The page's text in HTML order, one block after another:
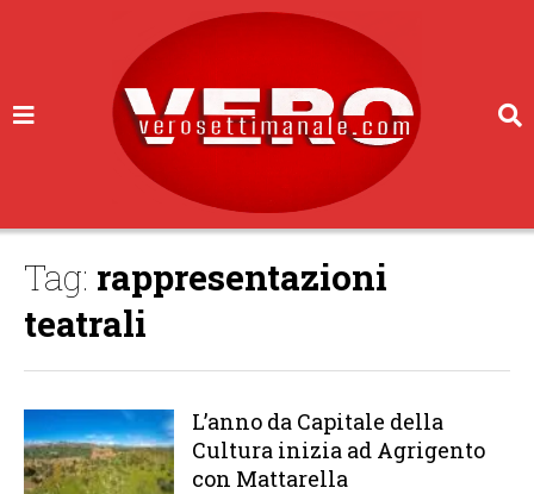
Tag: rappresentazioni
teatrali
L’anno da Capitale della
Cultura inizia ad Agrigento
con Mattarella